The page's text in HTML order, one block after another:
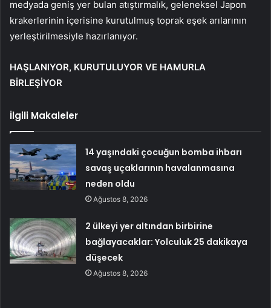
medyada geniş yer bulan atıştırmalık, geleneksel Japon
krakerlerinin içerisine kurutulmuş toprak eşek arılarının
yerleştirilmesiyle hazırlanıyor.
HAŞLANIYOR, KURUTULUYOR VE HAMURLA
BİRLEŞİYOR
İlgili Makaleler
14 yaşındaki çocuğun bomba ihbarı
savaş uçaklarının havalanmasına
neden oldu
Ağustos 8, 2026
2 ülkeyi yer altından birbirine
bağlayacaklar: Yolculuk 25 dakikaya
düşecek
Ağustos 8, 2026